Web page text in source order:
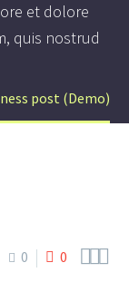
et dolore
quis nostrud
post (Demo)
0 0 